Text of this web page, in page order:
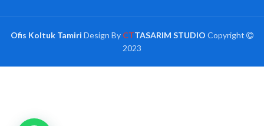
Ofis Koltuk Tamiri Design By CTTASARIM STUDIO Copyright
2023